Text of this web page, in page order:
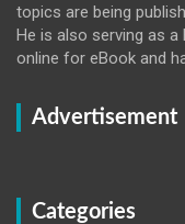
topics are being
He is also serving as a
online for eBook and
Advertisement
Categories